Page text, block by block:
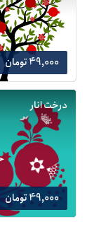
49,000 تومان
درخت انار
49,000 تومان